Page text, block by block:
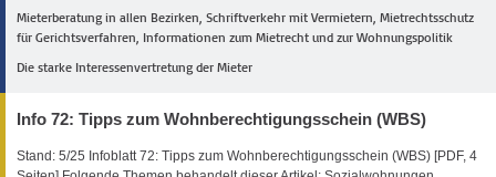
Mieterberatung in allen Bezirken, Schriftverkehr mit Vermietern, Mietrechtsschutz
für Gerichtsverfahren, Informationen zum Mietrecht und zur Wohnungspolitik
Die starke Interessenvertretung der Mieter
Info 72: Tipps zum Wohnberechtigungsschein (WBS)
Stand: 5/25 Infoblatt 72: Tipps zum Wohnberechtigungsschein (WBS) [PDF, 4